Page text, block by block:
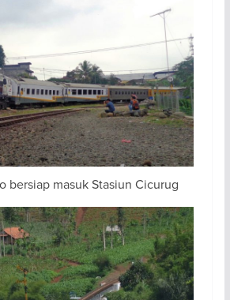
bersiap masuk Stasiun Cicurug